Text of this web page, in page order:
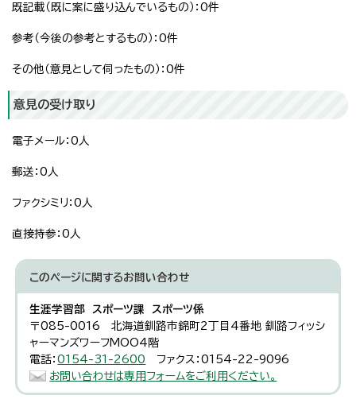
既記載（既に案に盛り込んでいるもの）：0件
参考（今後の参考とするもの）：0件
その他（意見として伺ったもの）：0件
意見の受け取り
電子メール：0人
郵送：0人
ファクシミリ：0人
直接持参：0人
このページに関するお問い合わせ
生涯学習部 スポーツ課 スポーツ係
〒085-0016 北海道釧路市錦町2丁目4番地 釧路フィッシ
ャーマンズワーフMOO4階
電話：0154-31-2600
ファクス：0154-22-9096
お問い合わせは専用フォームをご利用ください。